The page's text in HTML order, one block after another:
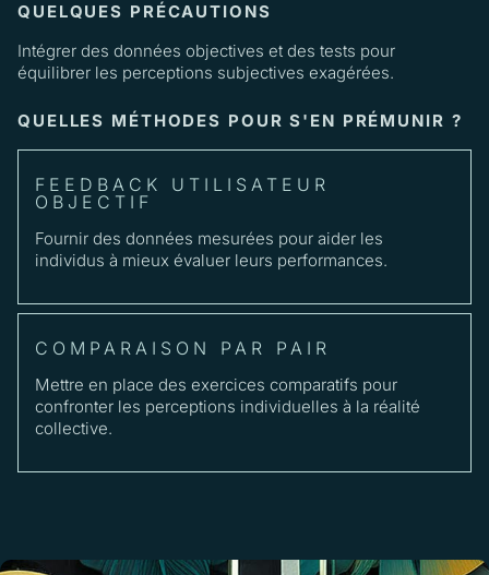
QUELQUES PRÉCAUTIONS
Intégrer des données objectives et des tests pour
équilibrer les perceptions subjectives exagérées.
QUELLES MÉTHODES POUR S'EN PRÉMUNIR ?
FEEDBACK UTILISATEUR
OBJECTIF
Fournir des données mesurées pour aider les
individus à mieux évaluer leurs performances.
COMPARAISON PAR PAIR
Mettre en place des exercices comparatifs pour
confronter les perceptions individuelles à la réalité
collective.